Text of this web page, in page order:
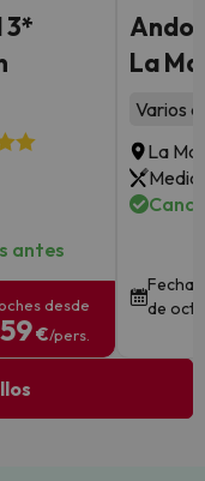
3*
antes
desde
59€/pers.
La
Varios
La
Media
de